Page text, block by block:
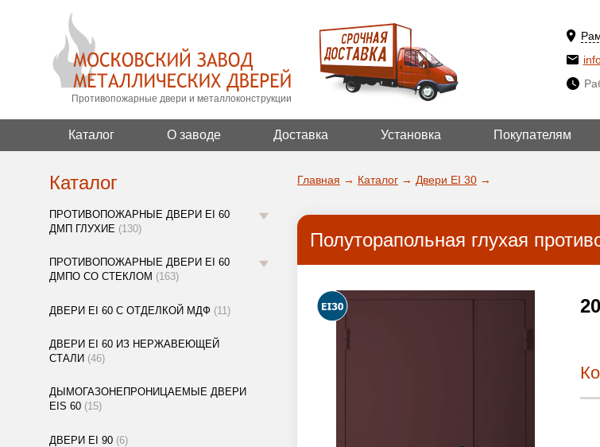
Противопожарные двери и металлоконструкции
ДА!
Каталог О заводе Доставка Установка Покупателям
Каталог
ПРОТИВОПОЖАРНЫЕ ДВЕРИ EI 60
ДМП ГЛУХИЕ (130)
ПРОТИВОПОЖАРНЫЕ ДВЕРИ EI 60
ДМПО СО СТЕКЛОМ (163)
ДВЕРИ EI 60 С ОТДЕЛКОЙ МДФ (11)
ДВЕРИ EI 60 ИЗ НЕРЖАВЕЮЩЕЙ
СТАЛИ (46)
ДЫМОГАЗОНЕПРОНИЦАЕМЫЕ ДВЕРИ
EIS 60 (15)
ДВЕРИ EI 90 (6)
Главная → Каталог → Двери EI 30 →
Полуторапольная глухая